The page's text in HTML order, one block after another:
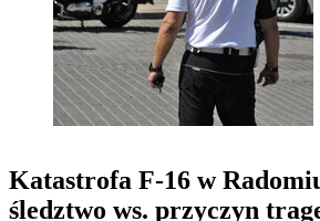
Katastrofa F-16 w
śledztwo ws. przyczyn